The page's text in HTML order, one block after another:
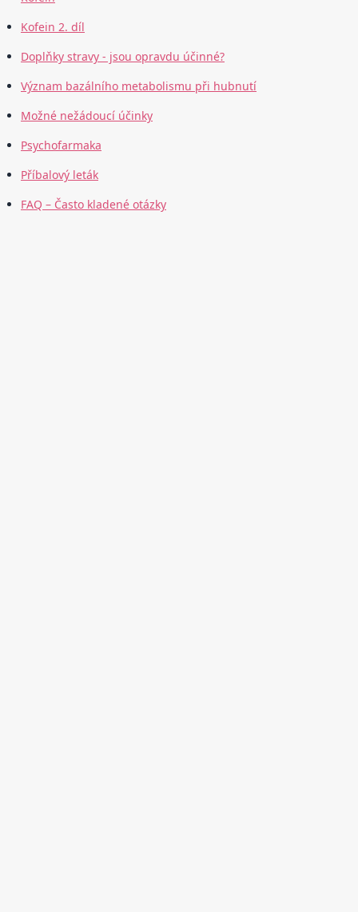
Kofein 2. díl
Doplňky stravy - jsou opravdu účinné?
Význam bazálního metabolismu při hubnutí
Možné nežádoucí účinky
Psychofarmaka
Příbalový leták
FAQ – Často kladené otázky